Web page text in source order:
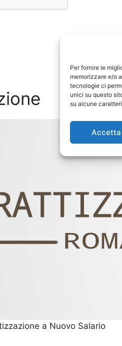
Per fornire le
memorizzare e/o
tecnologie ci
unici su questo
su alcune
Accetta
a Nuovo Salario